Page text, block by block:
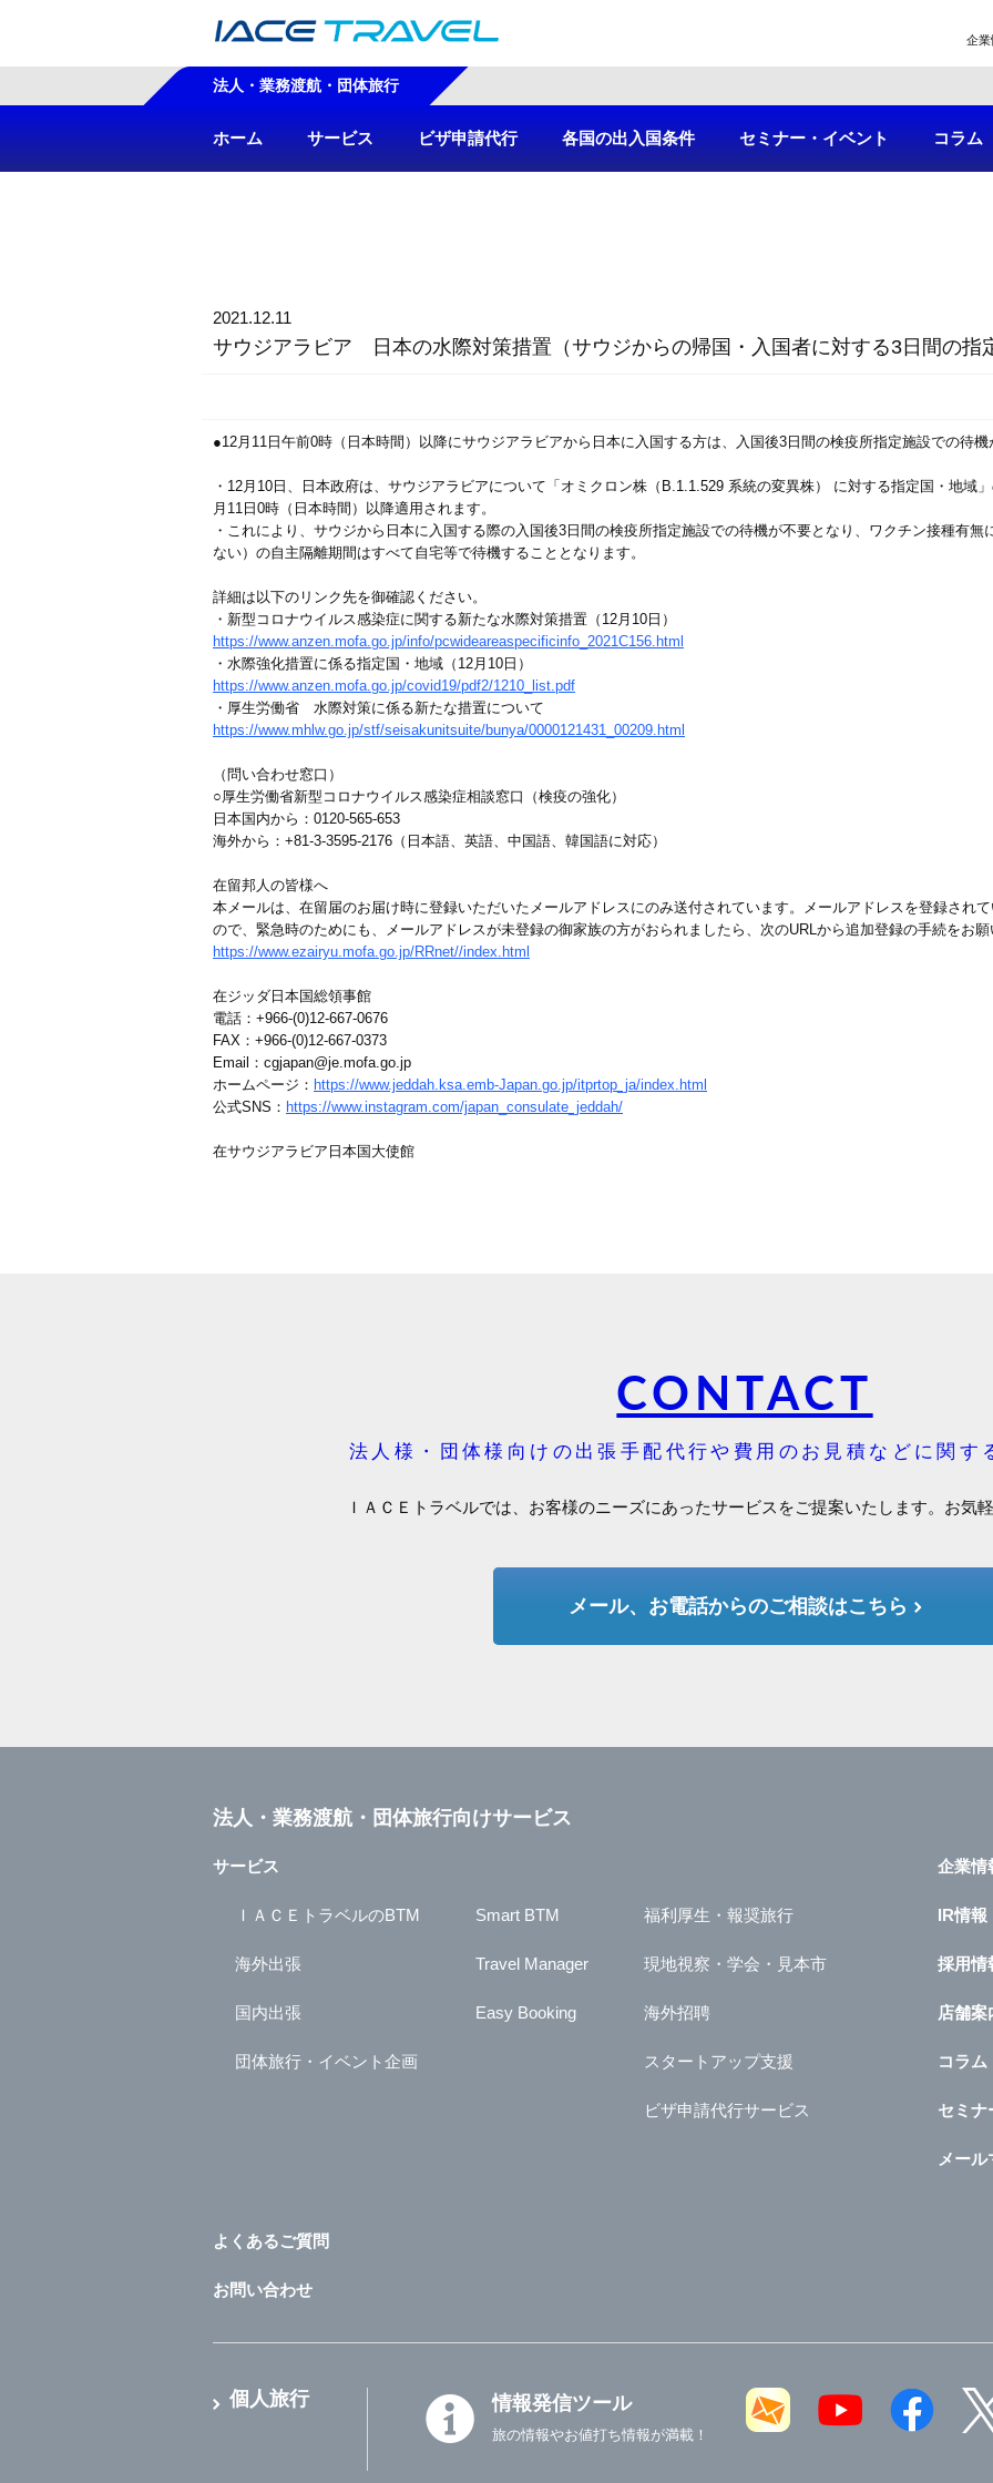
企業
法人・業務渡航・団体旅行
ホーム サービス ビザ申請代行 各国の出入国条件 セミナー・イベント コラム
2021.12.11
サウジアラビア 日本の水際対策措置（サウジからの帰国・入国者に対する3日間の指
●12月11日午前0時（日本時間）以降にサウジアラビアから日本に入国する方は、入国後3日間の検疫所指定施設での待機
・12月10日、日本政府は、サウジアラビアについて「オミクロン株（B.1.1.529 系統の変異株） に対する指定国・地域
月11日0時（日本時間）以降適用されます。
・これにより、サウジから日本に入国する際の入国後3日間の検疫所指定施設での待機が不要となり、ワクチン接種有
ない）の自主隔離期間はすべて自宅等で待機することとなります。
詳細は以下のリンク先を御確認ください。
・新型コロナウイルス感染症に関する新たな水際対策措置（12月10日）
https://www.anzen.mofa.go.jp/info/pcwideareaspecificinfo_2021C156.html
・水際強化措置に係る指定国・地域（12月10日）
https://www.anzen.mofa.go.jp/covid19/pdf2/1210_list.pdf
・厚生労働省 水際対策に係る新たな措置について
https://www.mhlw.go.jp/stf/seisakunitsuite/bunya/0000121431_00209.html
（問い合わせ窓口）
○厚生労働省新型コロナウイルス感染症相談窓口（検疫の強化）
日本国内から：0120-565-653
海外から：+81-3-3595-2176（日本語、英語、中国語、韓国語に対応）
在留邦人の皆様へ
本メールは、在留届のお届け時に登録いただいたメールアドレスにのみ送付されています。メールアドレスを登録され
ので、緊急時のためにも、メールアドレスが未登録の御家族の方がおられましたら、次のURLから追加登録の手続をお願
https://www.ezairyu.mofa.go.jp/RRnet//index.html
在ジッダ日本国総領事館
電話：+966-(0)12-667-0676
FAX：+966-(0)12-667-0373
Email：cgjapan@je.mofa.go.jp
ホームページ： https://www.jeddah.ksa.emb-Japan.go.jp/itprtop_ja/index.html
公式SNS： https://www.instagram.com/japan_consulate_jeddah/
在サウジアラビア日本国大使館
CONTACT
法人様・団体様向けの出張手配代行や費用のお見積などに関す
ＩＡＣＥトラベルでは、お客様のニーズにあったサービスをご提案いたします。お気
メール、お電話からのご相談はこちら
法人・業務渡航・団体旅行向けサービス
サービス
ＩＡＣＥトラベルのBTM
海外出張
国内出張
団体旅行・イベント企画
Smart BTM
Travel Manager
Easy Booking
福利厚生・報奨旅行
現地視察・学会・見本市
海外招聘
スタートアップ支援
ビザ申請代行サービス
企業情
IR情報
採用情
店舗案
コラム
セミナ
メー
よくあるご質問
お問い合わせ
個人旅行 情報発信ツール
旅の情報やお値打ち情報が満載！